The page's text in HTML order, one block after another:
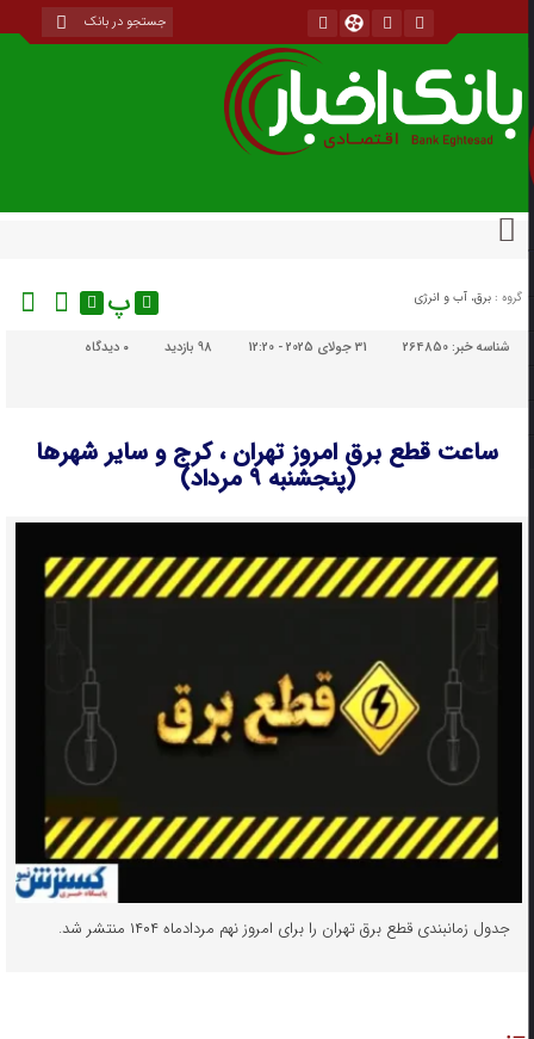
گروه : برق، آب و انرژی پ
شناسه خبر:264850 31 جولای 2025 - 12:20 98 بازدید دیدگاه
ساعت قطع برق امروز تهران ، کرج و سایر شهرها
(پنجشنبه ۹ مرداد)
جدول زمانبندی قطع برق تهران را برای امروز نهم مردادماه ۱۴۰۴ منتشر شد.